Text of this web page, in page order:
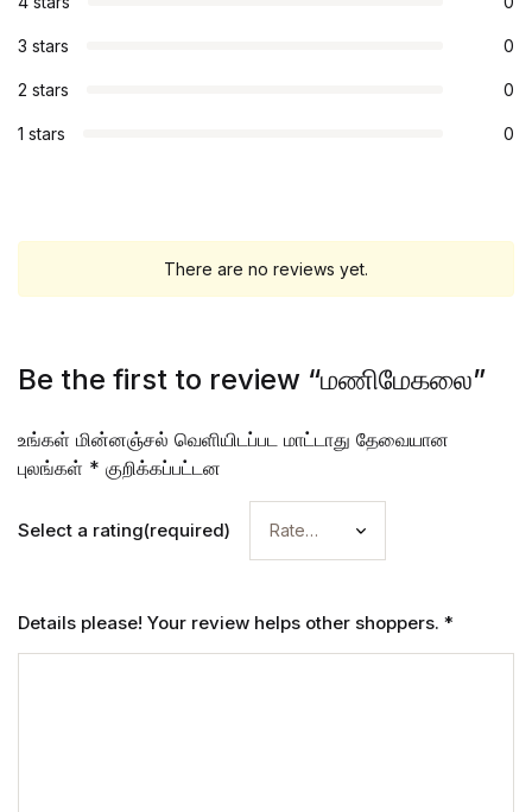
3 stars 0
2 stars 0
1 stars 0
There are no reviews yet.
Be the first to review “மணிமேகலை”
உங்கள் மின்னஞ்சல் வெளியிடப்பட மாட்டாது தேவையான
புலங்கள் * குறிக்கப்பட்டன
Select a rating(required)
Details please! Your review helps other shoppers. *